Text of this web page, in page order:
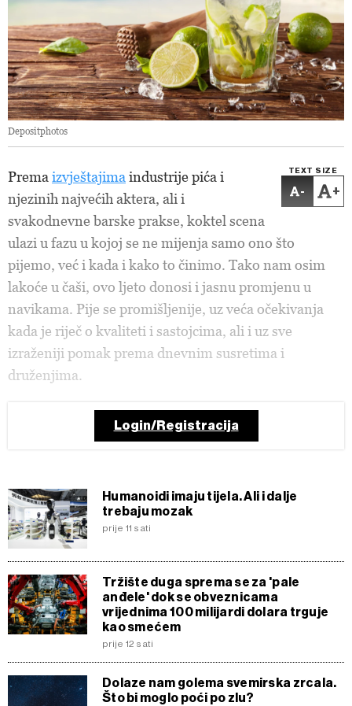
Depositphotos
TEXT SIZE
- +
Prema izvještajima industrije pića i
njezinih najvećih aktera, ali i
svakodnevne barske prakse, koktel scena
ulazi u fazu u kojoj se ne mijenja samo ono što
pijemo, već i kada i kako to činimo. Tako nam osim
lakoće u čaši, ovo ljeto donosi i jasnu promjenu u
navikama. Pije se promišljenije, uz veća očekivanja
kada je riječ o kvaliteti i sastojcima, ali i uz sve
izraženiji pomak prema dnevnim susretima i
druženjima.
Login/Registracija
Humanoidi imaju tijela. Ali i dalje
trebaju mozak
prije 11 sati
Tržište duga sprema se za 'pale
anđele' dok se obveznicama
vrijednima 100 milijardi dolara trguje
kao smećem
prije 12 sati
Dolaze nam golema svemirska zrcala.
Što bi moglo poći po zlu?